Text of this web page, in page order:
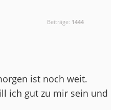
Beiträge: 1444
ist noch weit.
ich gut zu mir sein und